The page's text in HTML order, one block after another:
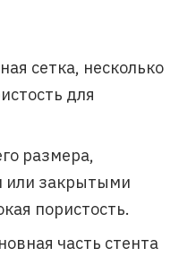
сетка, несколько
для
размера,
или закрытыми
пористость.
часть стента